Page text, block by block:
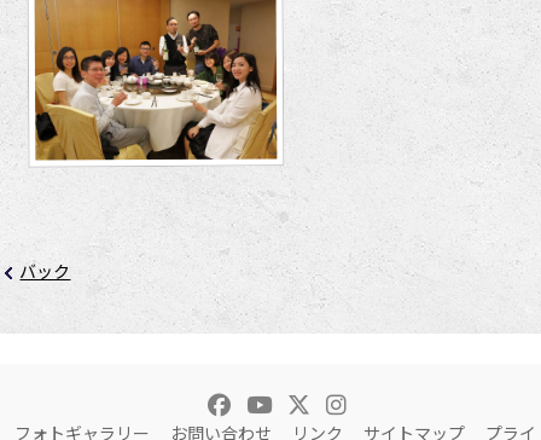
バック
フォトギャラリー お問い合わせ リンク サイトマップ プライ